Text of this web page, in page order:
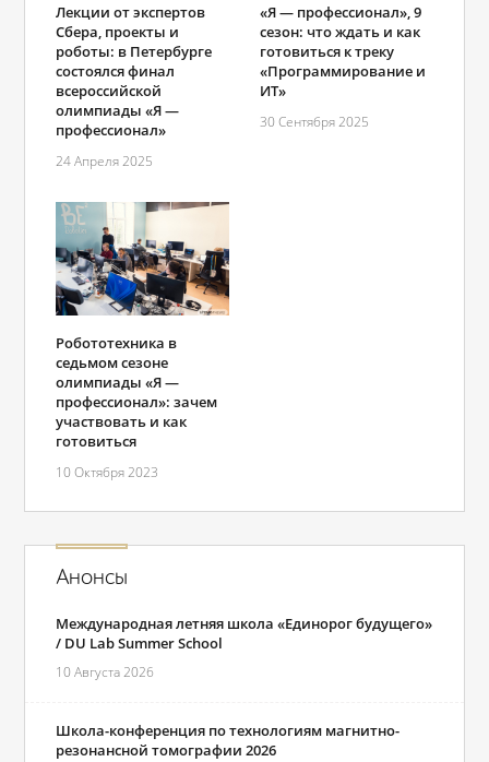
Лекции от экспертов
Сбера, проекты и
роботы: в Петербурге
состоялся финал
всероссийской
олимпиады «Я ―
профессионал»
24 Апреля 2025
«Я ― профессионал», 9
сезон: что ждать и как
готовиться к треку
«Программирование и
ИТ»
30 Сентября 2025
Робототехника в
седьмом сезоне
олимпиады «Я ―
профессионал»: зачем
участвовать и как
готовиться
10 Октября 2023
Анонсы
Международная летняя школа «Единорог будущего»
/ DU Lab Summer School
10 Августа 2026
Школа-конференция по технологиям магнитно-
резонансной томографии 2026